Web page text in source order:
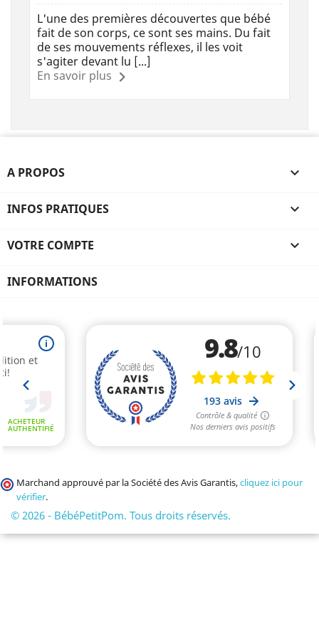
L'une des premières découvertes que bébé
fait de son corps, ce sont ses mains. Du fait
de ses mouvements réflexes, il les voit
s'agiter devant lu [...]
En savoir plus
A PROPOS 
INFOS PRATIQUES 
VOTRE COMPTE 
INFORMATIONS
Marchand approuvé par la Société des Avis Garantis,cliquez ici pour
vérifier.
© 2026 - BébéPetitPom. Tous droits réservés.